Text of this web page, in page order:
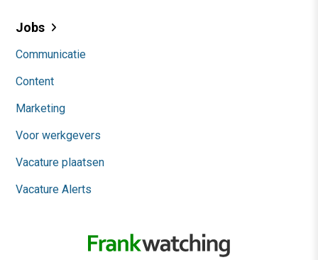
Jobs
Communicatie
Content
Marketing
Voor werkgevers
Vacature plaatsen
Vacature Alerts